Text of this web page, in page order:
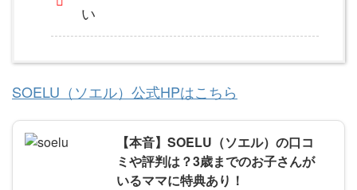
い
SOELU（ソエル）公式HPはこちら
【本音】SOELU（ソエル）の口コ
ミや評判は？3歳までのお子さんが
いるママに特典あり！